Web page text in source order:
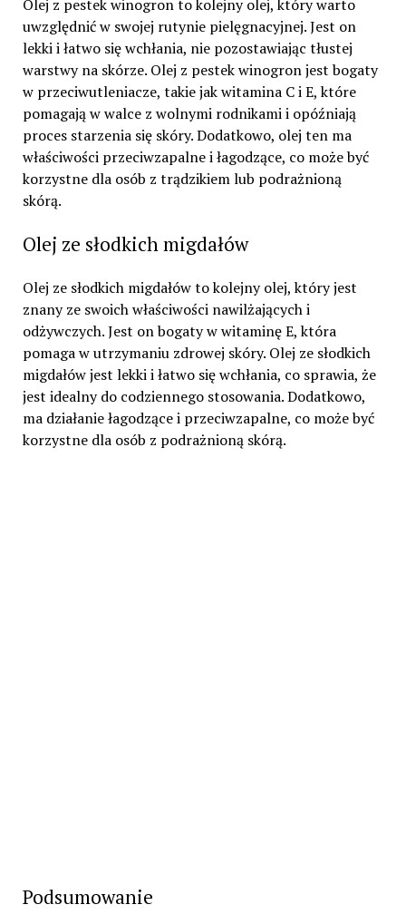
Olej z pestek winogron to kolejny olej, który warto
uwzględnić w swojej rutynie pielęgnacyjnej. Jest on
lekki i łatwo się wchłania, nie pozostawiając tłustej
warstwy na skórze. Olej z pestek winogron jest bogaty
w przeciwutleniacze, takie jak witamina C i E, które
pomagają w walce z wolnymi rodnikami i opóźniają
proces starzenia się skóry. Dodatkowo, olej ten ma
właściwości przeciwzapalne i łagodzące, co może być
korzystne dla osób z trądzikiem lub podrażnioną
skórą.
Olej ze słodkich migdałów
Olej ze słodkich migdałów to kolejny olej, który jest
znany ze swoich właściwości nawilżających i
odżywczych. Jest on bogaty w witaminę E, która
pomaga w utrzymaniu zdrowej skóry. Olej ze słodkich
migdałów jest lekki i łatwo się wchłania, co sprawia, że
jest idealny do codziennego stosowania. Dodatkowo,
ma działanie łagodzące i przeciwzapalne, co może być
korzystne dla osób z podrażnioną skórą.
Podsumowanie